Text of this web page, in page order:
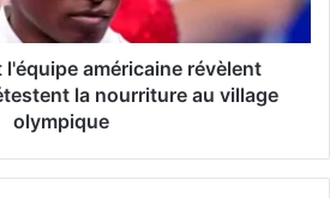
l'équipe américaine révèlent
la nourriture au village
olympique